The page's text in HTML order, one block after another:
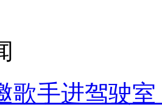
歌手进驾驶